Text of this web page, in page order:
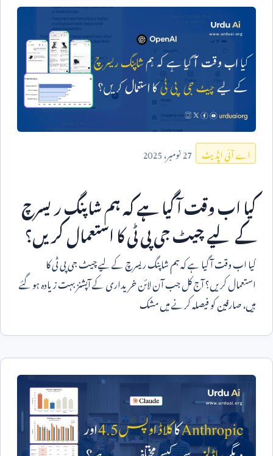
اے آئی اپڈیٹ 27نومبر،2025
کیا اب وقت آ گیا ہے کہ ہم شاپنگ ریسرچ
کے لیے چیٹ جی پی ٹی کا استعمال کریں؟
کیا اب وقت آ گیا ہے کہ ہم شاپنگ ریسرچ کے لیے چیٹ جی پی ٹی کا
استعمال کریں؟ آج کل جب آن لائن خریداری کے آپشنز بہت زیادہ ہو گئے
ہیں، صارفین کو فیصلہ کرنے میں مشک